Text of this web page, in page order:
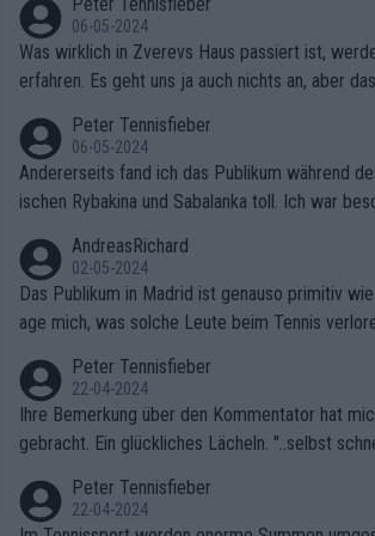
06-05-2024
Was wirklich in Zverevs Haus passiert ist,
erfahren. Es geht uns ja auch nichts an, aber
Peter Tennisfieber
06-05-2024
Andererseits fand ich das Publikum während
ischen Rybakina und Sabalanka toll. Ich war
AndreasRichard
02-05-2024
Das Publikum in Madrid ist genauso primitiv
age mich, was solche Leute beim Tennis
ben.
Peter Tennisfieber
22-04-2024
Ihre Bemerkung über den Kommentator hat
gebracht. Ein glückliches Lächeln. "..selbst
Peter Tennisfieber
22-04-2024